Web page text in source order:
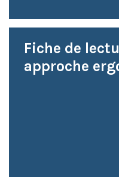
Fiche de
approche